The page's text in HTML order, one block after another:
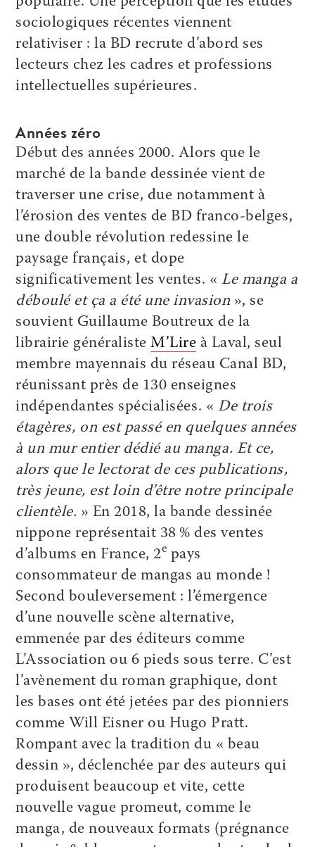
sociologiques récentes viennent
relativiser : la BD recrute d’abord ses
lecteurs chez les cadres et professions
intellectuelles supérieures.
Années zéro
Début des années 2000. Alors que le
marché de la bande dessinée vient de
traverser une crise, due notamment à
l’érosion des ventes de BD franco-belges,
une double révolution redessine le
paysage français, et dope
significativement les ventes. « Le manga a
déboulé et ça a été une invasion », se
souvient ­Guillaume Boutreux de la
librairie généralisteM’Lire à Laval, seul
membre mayennais du réseau Canal BD,
réunissant près de 130 enseignes
indépendantes spécialisées. « De trois
étagères, on est passé en quelques années
à un mur entier dédié au manga. Et ce,
alors que le lectorat de ces publications,
très jeune, est loin d’être notre principale
clientèle. » En 2018, la bande dessinée
nippone représentait 38 % des ventes
d’albums en France, 2e pays
consommateur de mangas au monde !
Second bouleversement : l’émergence
d’une nouvelle scène alternative,
emmenée par des éditeurs comme
L’Association ou 6 pieds sous terre. C’est
l’avènement du roman graphique, dont
les bases ont été jetées par des pionniers
comme Will Eisner ou Hugo Pratt.
Rompant avec la tradition du « beau
dessin », déclenchée par des auteurs qui
produisent beaucoup et vite, cette
nouvelle vague promeut, comme le
manga, de nouveaux formats (prégnance